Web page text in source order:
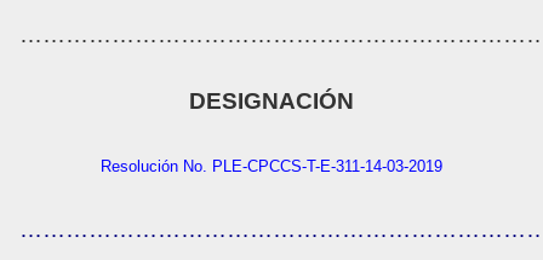
DESIGNACIÓN
Resolución No. PLE-CPCCS-T-E-311-14-03-2019